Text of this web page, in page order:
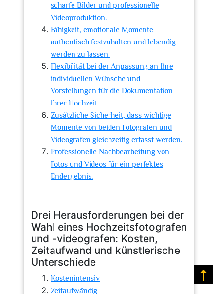
scharfe Bilder und professionelle
Videoproduktion.
Fähigkeit, emotionale Momente
authentisch festzuhalten und lebendig
werden zu lassen.
Flexibilität bei der Anpassung an Ihre
individuellen Wünsche und
Vorstellungen für die Dokumentation
Ihrer Hochzeit.
Zusätzliche Sicherheit, dass wichtige
Momente von beiden Fotografen und
Videografen gleichzeitig erfasst werden.
Professionelle Nachbearbeitung von
Fotos und Videos für ein perfektes
Endergebnis.
Drei Herausforderungen bei der
Wahl eines Hochzeitsfotografen
und -videografen: Kosten,
Zeitaufwand und künstlerische
Unterschiede
Kostenintensiv
Zeitaufwändig